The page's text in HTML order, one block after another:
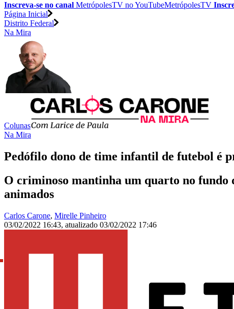
Inscreva-se no canal MetrópolesTV noYouTubeMetrópolesTV
Página Inicial
Distrito Federal
Na Mira
Colunas
Na Mira
Pedófilo dono de time infantil de futebol é
O criminoso mantinha um quarto no fundo
animados
Carlos Carone, Mirelle Pinheiro
03/02/2022 16:43, atualizado 03/02/2022 17:46